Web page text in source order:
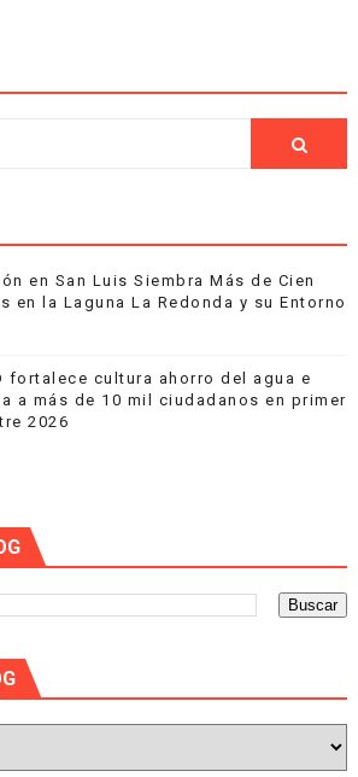
en San Luis Siembra Más de Cien
en la Laguna La Redonda y su Entorno
fortalece cultura ahorro del agua e
a más de 10 mil ciudadanos en primer
2026